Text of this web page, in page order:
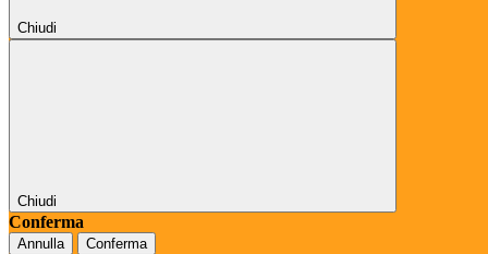
Chiudi
Chiudi
Conferma
Annulla Conferma